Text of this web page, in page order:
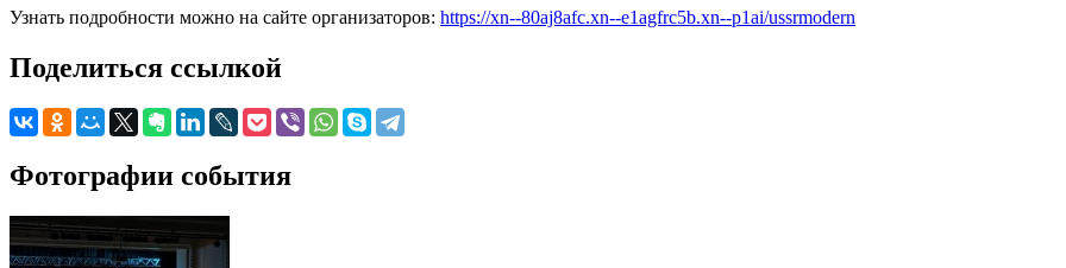
Узнать подробности можно на сайте организаторов: https://xn--80aj8afc.xn--e1agfrc5b.xn--p1ai/ussrmodern
Поделиться ссылкой
Фотографии события